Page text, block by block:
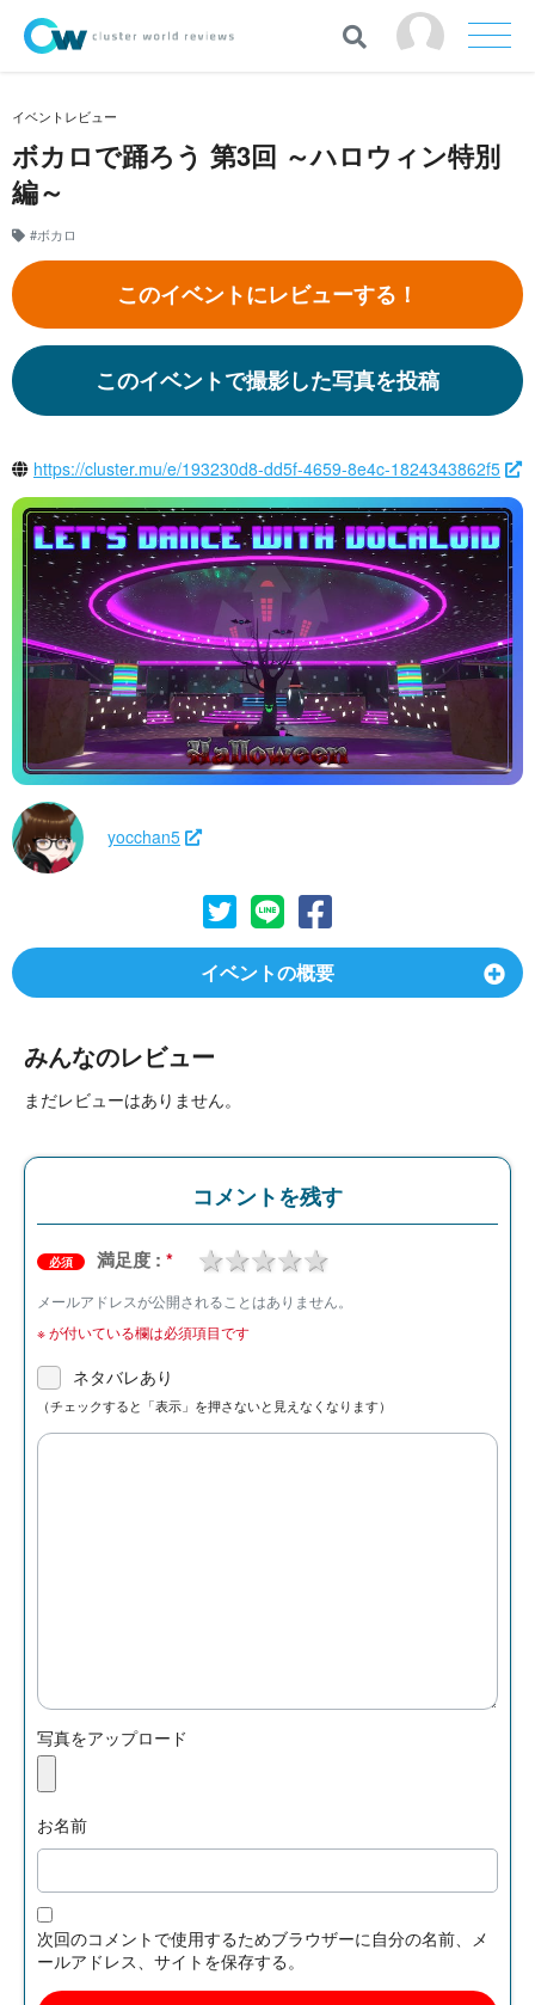
イベントレビュー
ボカロで踊ろう 第3回 ～ハロウィン特別
編～
#ボカロ
このイベントにレビューする！
このイベントで撮影した写真を投稿
https://cluster.mu/e/193230d8-dd5f-4659-8e4c-1824343862f5
yocchan5
イベントの概要
みんなのレビュー
まだレビューはありません。
コメントを残す
必須 満足度 : * 4 stars
3 stars
2 stars
1 star
メールアドレスが公開されることはありません。
※が付いている欄は必須項目です
ネタバレあり
（チェックすると「表示」を押さないと見えなくなります）
写真をアップロード
お名前
次回のコメントで使用するためブラウザーに自分の名前、メ
ールアドレス、サイトを保存する。